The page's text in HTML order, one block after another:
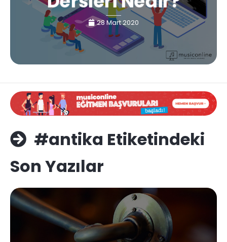
28 Mart 2020
#antika Etiketindeki
Son Yazılar